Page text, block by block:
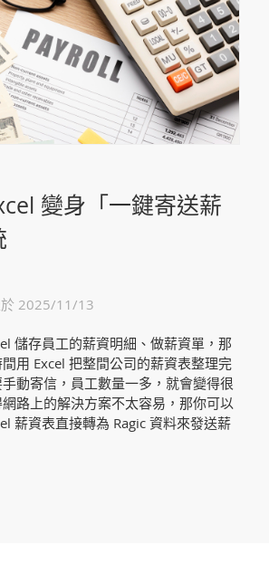
變身「一鍵寄送薪
2025/11/13
儲存員工的薪資明細、做薪資單，那
用 Excel 把整間公司的薪資表整理完
動寄信，員工數量一多，就會變得很
路上的解決方案不太容易，那你可以
薪資表直接轉為 Ragic 資料來發送薪